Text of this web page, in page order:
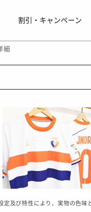
割引・キャンペーン
細
及び特性により、実物の色味